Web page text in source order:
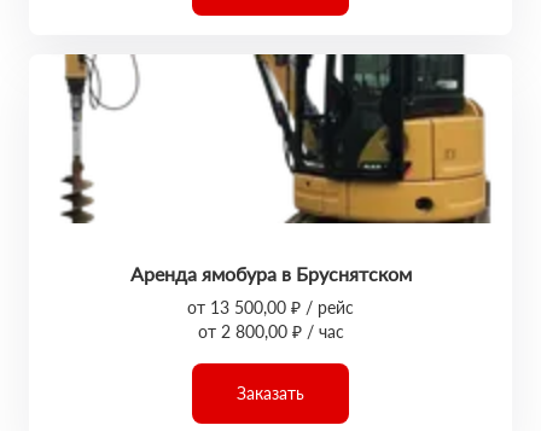
Аренда ямобура в Бруснятском
от 13 500,00 ₽ / рейс
от 2 800,00 ₽ / час
Заказать